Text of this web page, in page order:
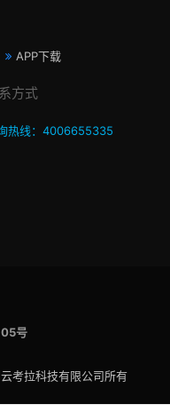
APP下载
方式
热线：4006655335
号
考拉科技有限公司所有